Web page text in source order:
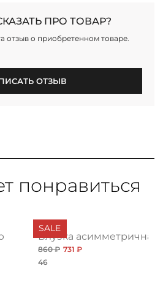
ПРО ТОВАР?
отзыв о приобретенном товаре.
ОТЗЫВ
понравиться
SALE
Блузка
860 ₽ 731 ₽
46